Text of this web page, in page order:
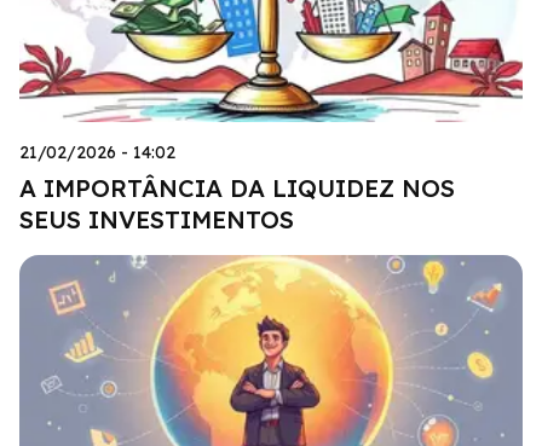
21/02/2026 - 14:02
A IMPORTÂNCIA DA LIQUIDEZ NOS
SEUS INVESTIMENTOS